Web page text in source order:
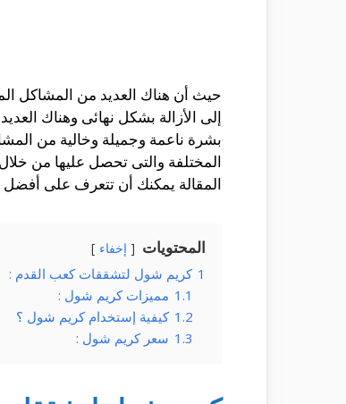
حيث أن هناك العديد من المشاكل
إلى الأزالة بشكل نهائى وهناك
بشرة ناعمة وجميلة وخالية من
المختلفة والتى تحصل عليها من
المقالة يمكنك أن تتعرف على
المحتويات إخفاء
1 كريم شول لتشققات كعب القدم :
1.1 مميزات كريم شول :
1.2 كيفية إستخدام كريم شول ؟
1.3 سعر كريم شول :